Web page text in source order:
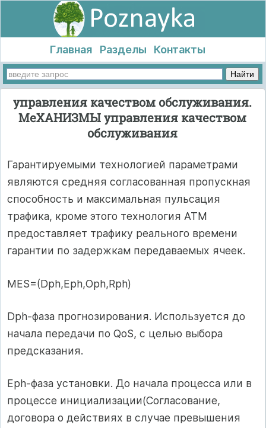
Главная Разделы Контакты
управления качеством обслуживания.
МеХАНИЗМЫ управления качеством
обслуживания
Гарантируемыми технологией параметрами
являются средняя согласованная пропускная
способность и максимальная пульсация
трафика, кроме этого технология ATM
предоставляет трафику реального времени
гарантии по задержкам передаваемых ячеек.
MES=(Dph,Eph,Oph,Rph)
Dph-фаза прогнозирования. Используется до
начала передачи по QoS, с целью выбора
предсказания.
Eph-фаза установки. До начала процесса или в
процессе инициализации(Согласование,
договора о действиях в случае превышения